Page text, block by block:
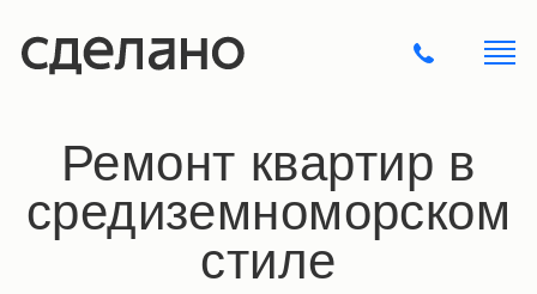
Ремонт квартир в
средиземноморском
стиле